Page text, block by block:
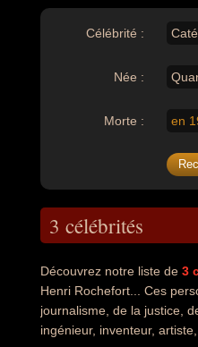
Célébrité :
Née :
Morte : en
3 célébrités
Découvrez notre liste de 3
Henri Rochefort... Ces
journalisme, de la justice,
ingénieur, inventeur,